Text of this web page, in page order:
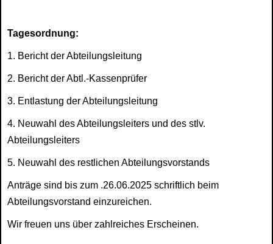
Tagesordnung:
1. Bericht der Abteilungsleitung
2. Bericht der Abtl.-Kassenprüfer
3. Entlastung der Abteilungsleitung
4. Neuwahl des Abteilungsleiters und des stlv.
Abteilungsleiters
5. Neuwahl des restlichen Abteilungsvorstands
Anträge sind bis zum .26.06.2025 schriftlich beim
Abteilungsvorstand einzureichen.
Wir freuen uns über zahlreiches Erscheinen.